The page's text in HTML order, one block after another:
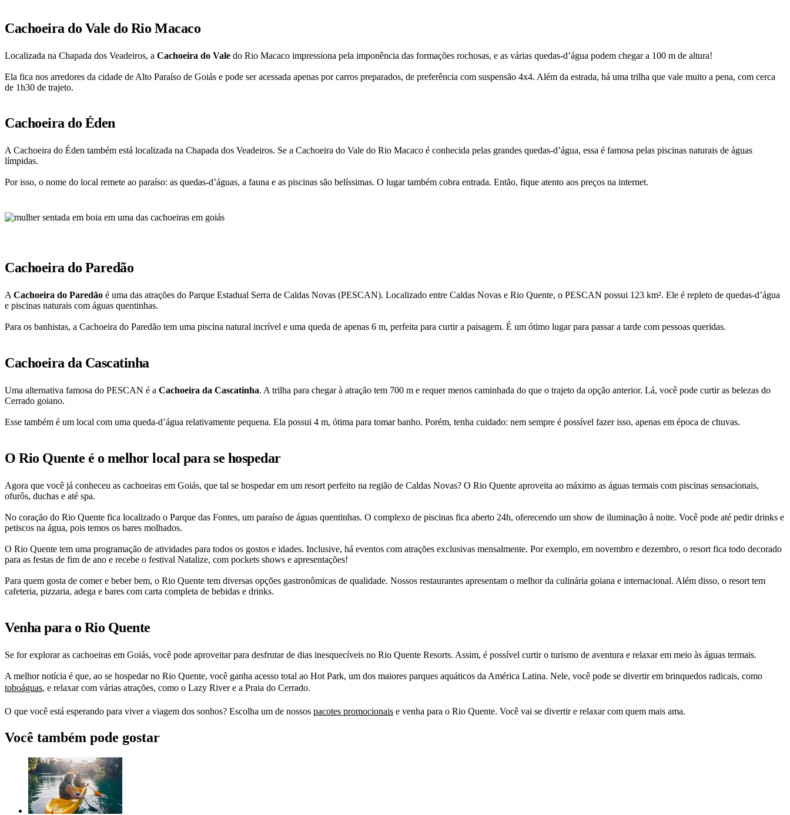
Cachoeira do Vale do Rio Macaco
Localizada na Chapada dos Veadeiros, a Cachoeira do Vale do Rio Macaco impressiona pela imponência das formações rochosas, e as várias quedas-d’água podem chegar a 100 m de altura!
Ela fica nos arredores da cidade de Alto Paraíso de Goiás e pode ser acessada apenas por carros preparados, de preferência com suspensão 4x4. Além da estrada, há uma trilha que vale muito a pena, com cerca
de 1h30 de trajeto.
Cachoeira do Éden
A Cachoeira do Éden também está localizada na Chapada dos Veadeiros. Se a Cachoeira do Vale do Rio Macaco é conhecida pelas grandes quedas-d’água, essa é famosa pelas piscinas naturais de águas
límpidas.
Por isso, o nome do local remete ao paraíso: as quedas-d’águas, a fauna e as piscinas são belíssimas. O lugar também cobra entrada. Então, fique atento aos preços na internet.
Cachoeira do Paredão
A Cachoeira do Paredão é uma das atrações do Parque Estadual Serra de Caldas Novas (PESCAN). Localizado entre Caldas Novas e Rio Quente, o PESCAN possui 123 km². Ele é repleto de quedas-d’água
e piscinas naturais com águas quentinhas.
Para os banhistas, a Cachoeira do Paredão tem uma piscina natural incrível e uma queda de apenas 6 m, perfeita para curtir a paisagem. É um ótimo lugar para passar a tarde com pessoas queridas.
Cachoeira da Cascatinha
Uma alternativa famosa do PESCAN é a Cachoeira da Cascatinha. A trilha para chegar à atração tem 700 m e requer menos caminhada do que o trajeto da opção anterior. Lá, você pode curtir as belezas do
Cerrado goiano.
Esse também é um local com uma queda-d’água relativamente pequena. Ela possui 4 m, ótima para tomar banho. Porém, tenha cuidado: nem sempre é possível fazer isso, apenas em época de chuvas.
O Rio Quente é o melhor local para se hospedar
Agora que você já conheceu as cachoeiras em Goiás, que tal se hospedar em um resort perfeito na região de Caldas Novas? O Rio Quente aproveita ao máximo as águas termais com piscinas sensacionais,
ofurôs, duchas e até spa.
No coração do Rio Quente fica localizado o Parque das Fontes, um paraíso de águas quentinhas. O complexo de piscinas fica aberto 24h, oferecendo um show de iluminação à noite. Você pode até pedir drinks e
petiscos na água, pois temos os bares molhados.
O Rio Quente tem uma programação de atividades para todos os gostos e idades. Inclusive, há eventos com atrações exclusivas mensalmente. Por exemplo, em novembro e dezembro, o resort fica todo decorado
para as festas de fim de ano e recebe o festival Natalize, com pockets shows e apresentações!
Para quem gosta de comer e beber bem, o Rio Quente tem diversas opções gastronômicas de qualidade. Nossos restaurantes apresentam o melhor da culinária goiana e internacional. Além disso, o resort tem
cafeteria, pizzaria, adega e bares com carta completa de bebidas e drinks.
Venha para o Rio Quente
Se for explorar as cachoeiras em Goiás, você pode aproveitar para desfrutar de dias inesquecíveis no Rio Quente Resorts. Assim, é possível curtir o turismo de aventura e relaxar em meio às águas termais.
A melhor notícia é que, ao se hospedar no Rio Quente, você ganha acesso total ao Hot Park, um dos maiores parques aquáticos da América Latina. Nele, você pode se divertir em brinquedos radicais, como
toboáguas, e relaxar com várias atrações, como o Lazy River e a Praia do Cerrado.
O que você está esperando para viver a viagem dos sonhos? Escolha um de nossos pacotes promocionais e venha para o Rio Quente. Você vai se divertir e relaxar com quem mais ama.
Você também pode gostar